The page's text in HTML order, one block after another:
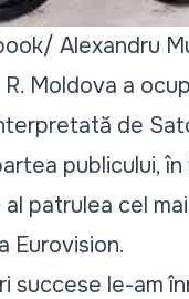
Alexandru
R. Moldova a
de
publicului,
patrulea cel
Eurovision.
succese le-am